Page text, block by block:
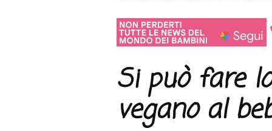
Si può fare
vegano al